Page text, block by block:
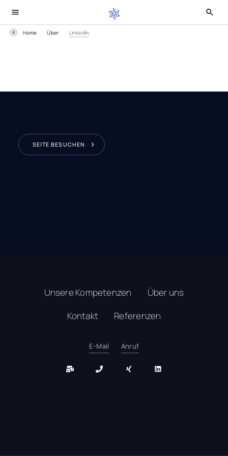
Home Über LinkedIn
LinkedIn
SEITE BESUCHEN
Unsere Kompetenzen
Über uns
Kontakt
Referenzen
E-Mail Anruf